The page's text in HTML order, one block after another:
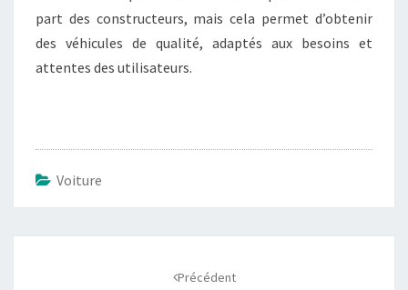
part des constructeurs, mais cela permet d’obtenir
des véhicules de qualité, adaptés aux besoins et
attentes des utilisateurs.
Voiture
Précédent